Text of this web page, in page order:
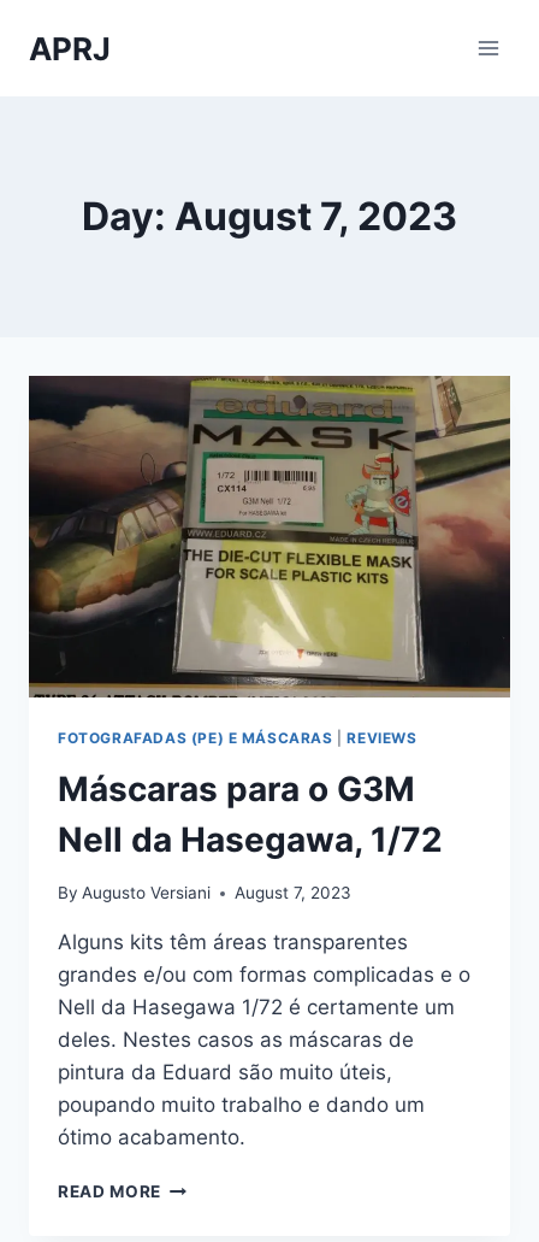
APRJ
Day: August 7, 2023
FOTOGRAFADAS (PE) E MÁSCARAS |REVIEWS
Máscaras para o G3M
Nell da Hasegawa, 1/72
By Augusto Versiani August 7, 2023
Alguns kits têm áreas transparentes
grandes e/ou com formas complicadas e o
Nell da Hasegawa 1/72 é certamente um
deles. Nestes casos as máscaras de
pintura da Eduard são muito úteis,
poupando muito trabalho e dando um
ótimo acabamento.
READ MORE MÁSCARAS